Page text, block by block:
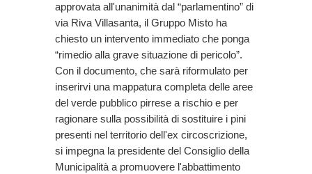
approvata all'unanimità dal “parlamentino” di
via Riva Villasanta, il Gruppo Misto ha
chiesto un intervento immediato che ponga
“rimedio alla grave situazione di pericolo”.
Con il documento, che sarà riformulato per
inserirvi una mappatura completa delle aree
del verde pubblico pirrese a rischio e per
ragionare sulla possibilità di sostituire i pini
presenti nel territorio dell'ex circoscrizione,
si impegna la presidente del Consiglio della
Municipalità a promuovere l'abbattimento